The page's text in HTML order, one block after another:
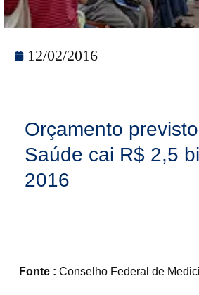
12/02/2016
Orçamento
Saúde cai R$ 2,5
2016
Fonte : Conselho Federal de